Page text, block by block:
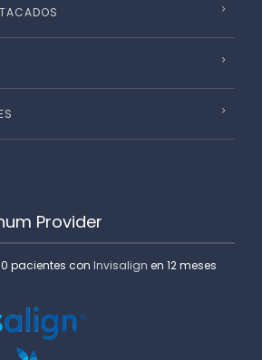
Provider
pacientes con Invisalign en 12 meses